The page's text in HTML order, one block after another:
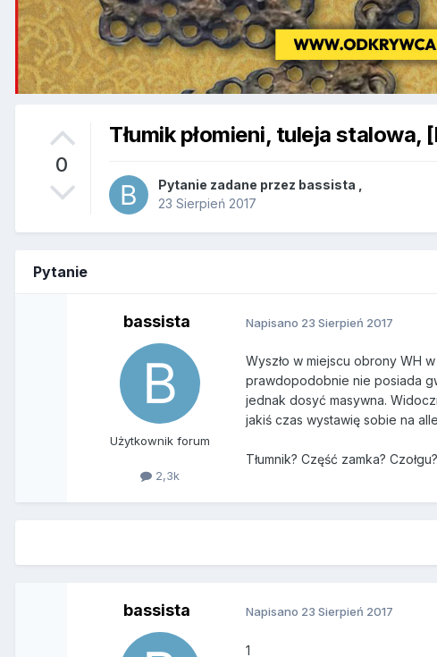
0
Tłumik płomieni, tuleja
Pytanie zadane przez bassista
23 Sierpień 2017
Pytanie
bassista
Użytkownik forum
2,3k
Napisano 23 Sierpień 2017
Wyszło w miejscu obrony WH
prawdopodobnie nie posiada
jednak dosyć masywna.
jakiś czas wystawię sobie na
Tłumnik? Część zamka?
bassista Napisano 23 Sierpień 2017
1